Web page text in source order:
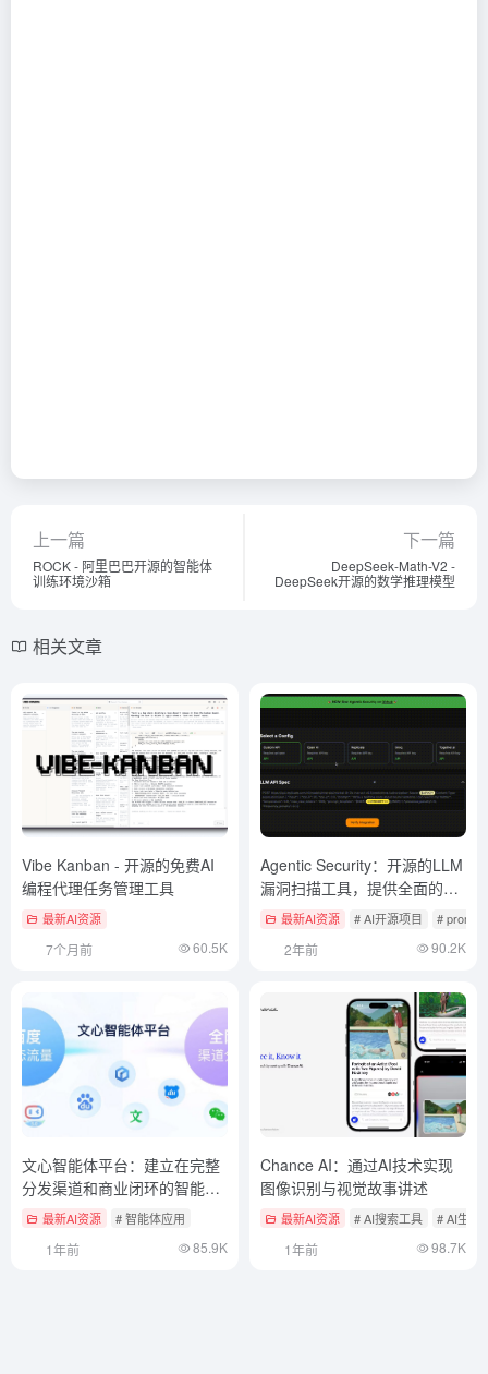
上一篇
ROCK - 阿里巴巴开源的智能体
训练环境沙箱
下一篇
DeepSeek-Math-V2 -
DeepSeek开源的数学推理模型
相关文章
Vibe Kanban - 开源的免费AI
编程代理任务管理工具
最新AI资源
7个月前 60.5K
Agentic Security：开源的LLM
漏洞扫描工具，提供全面的模
糊测试和攻击技术
最新AI资源 # AI开源项目 # prompt
2年前 90.2K
文心智能体平台：建立在完整
分发渠道和商业闭环的智能体
应用最新AI资源 # 智能体应用
1年前 85.9K
Chance AI：通过AI技术实现
图像识别与视觉故事讲述
最新AI资源 # AI搜索工具 # AI生活
1年前 98.7K